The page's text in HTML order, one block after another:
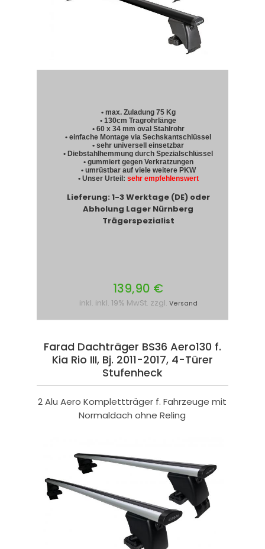
• max. Zuladung 75 Kg
• 130cm Tragrohrlänge
• 60 x 34 mm oval Stahlrohr
• einfache Montage via Sechskantschlüssel
• sehr universell einsetzbar
• Diebstahlhemmung durch Spezialschlüssel
• gummiert gegen Verkratzungen
• umrüstbar auf viele weitere PKW
• Unser Urteil: sehr empfehlenswert
Lieferung: 1-3 Werktage (DE) oder
Abholung Lager Nürnberg
Trägerspezialist
139,90 €
inkl. inkl. 19% MwSt. zzgl. Versand
Farad Dachträger BS36 Aero130 f.
Kia Rio III, Bj. 2011-2017, 4-Türer
Stufenheck
2 Alu Aero Komplettträger f. Fahrzeuge mit
Normaldach ohne Reling